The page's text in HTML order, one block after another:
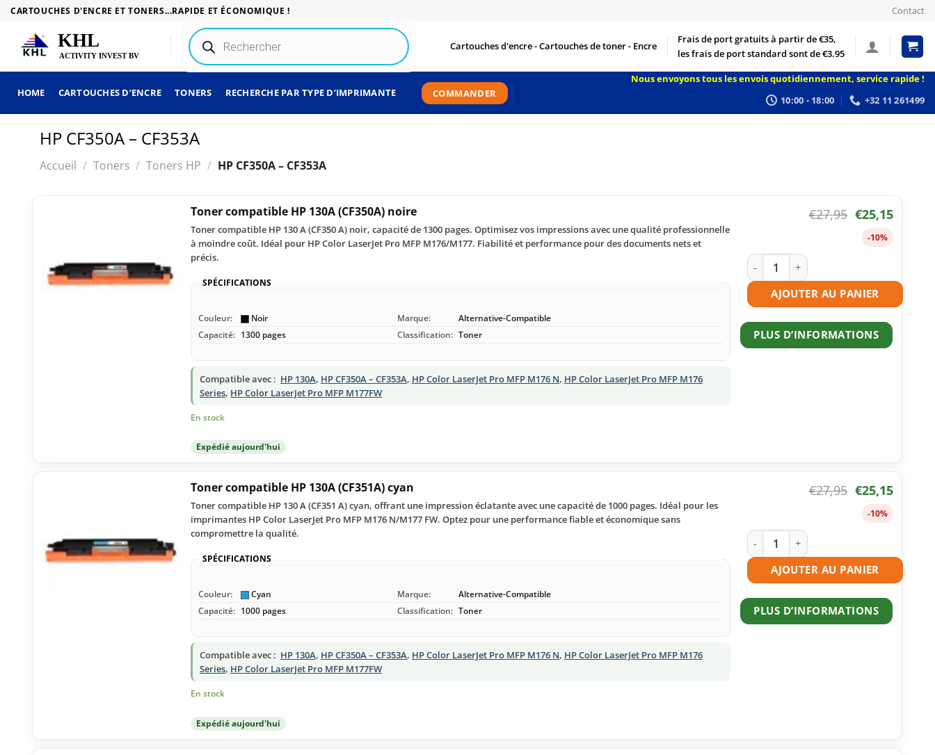
Passer
contenu
CARTOUCHES D'ENCRE ET TONERS...RAPIDE ET ÉCONOMIQUE ! Contact
Recherche
de
produits Cartouches d'encre - Cartouches de toner - Encre
Frais de port gratuits à partir de €35,
les frais de port standard sont de €3.95
HOME CARTOUCHES D’ENCRE TONERS RECHERCHE PAR TYPE D’IMPRIMANTE COMMANDER
Nous envoyons tous les envois quotidiennement, service rapide !
10:00 - 18:00
+32 11 261499
HP CF350A – CF353A
Accueil / Toners / Toners HP / HP CF350A – CF353A
Toner compatible HP 130A (CF350A) noire
Toner compatible HP 130 A (CF350 A) noir, capacité de 1300 pages. Optimisez vos impressions avec une qualité professionnelle
à moindre coût. Idéal pour HP Color LaserJet Pro MFP M176/M177. Fiabilité et performance pour des documents nets et
précis.
SPÉCIFICATIONS
Couleur: Noir Marque:
Alternative-Compatible
Capacité: 1300 pages Classification: Toner
Compatible avec : HP 130A, HP CF350A – CF353A, HP Color LaserJet Pro MFP M176 N, HP Color LaserJet Pro MFP M176
Series, HP Color LaserJet Pro MFP M177FW
En stock
Expédié aujourd'hui
€27,95 €25,15
-10%
quantité de Toner compatible HP 130A
AJOUTER AU PANIER
PLUS D’INFORMATIONS
Toner compatible HP 130A (CF351A) cyan
Toner compatible HP 130 A (CF351 A) cyan, offrant une impression éclatante avec une capacité de 1000 pages. Idéal pour les
imprimantes HP Color LaserJet Pro MFP M176 N/M177 FW. Optez pour une performance fiable et économique sans
compromettre la qualité.
SPÉCIFICATIONS
Couleur: Cyan Marque:
Alternative-Compatible
Capacité: 1000 pages Classification: Toner
Compatible avec : HP 130A, HP CF350A – CF353A, HP Color LaserJet Pro MFP M176 N, HP Color LaserJet Pro MFP M176
Series, HP Color LaserJet Pro MFP M177FW
En stock
Expédié aujourd'hui
€27,95 €25,15
-10%
quantité de Toner compatible HP 130A
AJOUTER AU PANIER
PLUS D’INFORMATIONS